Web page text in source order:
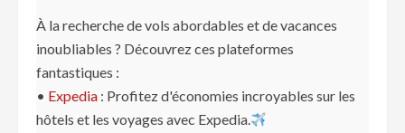
À la recherche de vols abordables et de vacances
inoubliables ? Découvrez ces plateformes
fantastiques :
• Expedia : Profitez d'économies incroyables sur les
hôtels et les voyages avec Expedia.